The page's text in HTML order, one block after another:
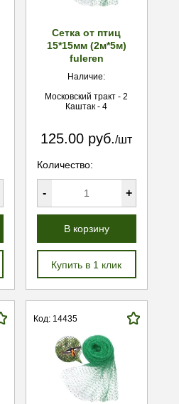
Сетка от птиц
15*15мм (2м*5м)
fuleren
Наличие:
Московский тракт - 2
Каштак - 4
125.00 руб./шт
Количество:
- +
В корзину
Купить в 1 клик
Код: 14435